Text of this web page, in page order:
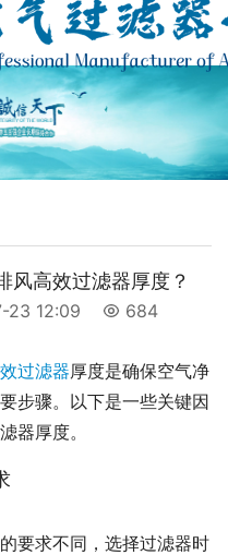
风高效过滤器厚度？
23 12:09 684
过滤器厚度是确保空气净
步骤。以下是一些关键因
器厚度。
要求不同，选择过滤器时